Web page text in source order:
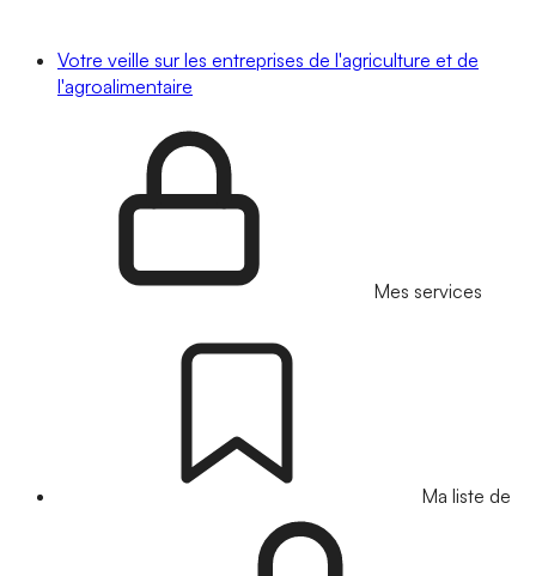
Votre veille sur les entreprises de l'agriculture et de
l'agroalimentaire
Mes services
Ma liste de